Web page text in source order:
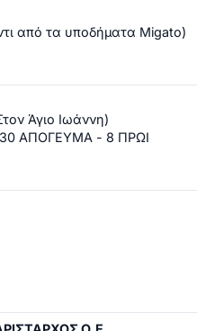
από τα υποδήματα Migato)
Άγιο Ιωάννη)
ΑΠΟΓΕΥΜΑ - 8 ΠΡΩΙ